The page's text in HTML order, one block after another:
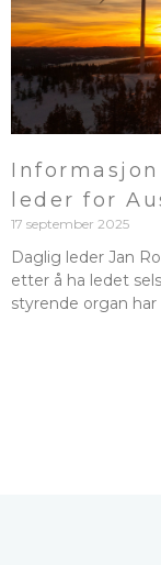
leder for
17 september 2025
Daglig leder Jan
etter å ha ledet
styrende organ har